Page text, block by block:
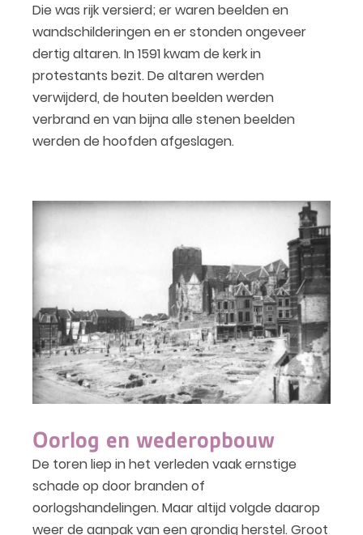
Die was rijk versierd; er waren beelden en
wandschilderingen en er stonden ongeveer
dertig altaren. In 1591 kwam de kerk in
protestants bezit. De altaren werden
verwijderd, de houten beelden werden
verbrand en van bijna alle stenen beelden
werden de hoofden afgeslagen.
Oorlog en wederopbouw
De toren liep in het verleden vaak ernstige
schade op door branden of
oorlogshandelingen. Maar altijd volgde daarop
weer de aanpak van een grondig herstel. Groot